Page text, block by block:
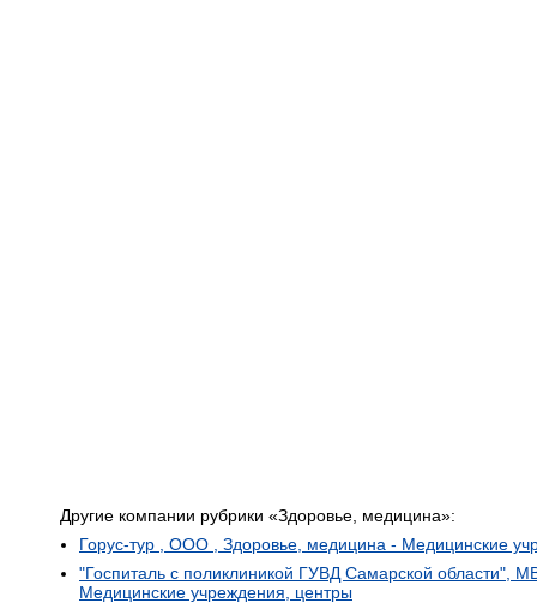
Другие компании рубрики «Здоровье, медицина»:
Горус-тур , ООО , Здоровье, медицина - Медицинские
"Госпиталь с поликлиникой ГУВД Самарской области",
Медицинские учреждения, центры